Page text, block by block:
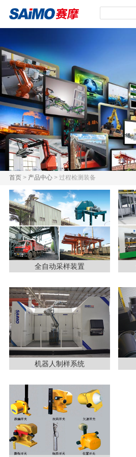
首页> 产品中心> 过程检测装备
全自动采样装置
机器人制样系统